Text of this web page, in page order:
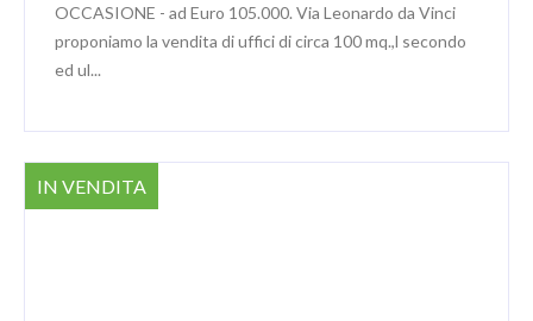
OCCASIONE - ad Euro 105.000. Via Leonardo da Vinci
proponiamo la vendita di uffici di circa 100 mq.,l secondo
ed ul...
IN VENDITA